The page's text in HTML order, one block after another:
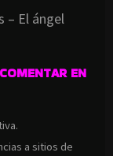
– El ángel
EN
a sitios de